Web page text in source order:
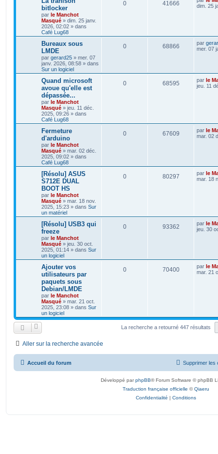
bitlocker
par le Manchot
Masqué » dim. 25 janv.
2026, 02:02 » dans
Café Lug68
0 41666
dim. 25
Bureaux sous
LMDE
par gerard25 » mer. 07
janv. 2026, 08:58 » dans
Sur un logiciel
0 68866 par
mer. 07
Quand microsoft
avoue qu'elle est
dépassée...
par le Manchot
Masqué » jeu. 11 déc.
2025, 09:26 » dans
Café Lug68
0 68595 par le
jeu. 11
Fermeture
d'arduino
par le Manchot
Masqué » mar. 02 déc.
2025, 09:02 » dans
Café Lug68
0 67609 par le
mar. 02
[Résolu] ASUS
S712E DUAL
BOOT HS
par le Manchot
Masqué » mar. 18 nov.
2025, 15:23 » dans Sur
un matériel
0 80297 par le
mar. 18
[Résolu] USB3 qui
freeze
par le Manchot
Masqué » jeu. 30 oct.
2025, 01:14 » dans Sur
un logiciel
0 93362 par le
jeu. 30
Ajouter vos
utilisateurs par
paquets sous
Debian/LMDE
par le Manchot
Masqué » mar. 21 oct.
2025, 23:08 » dans Sur
un logiciel
0 70400 par le
mar. 21
La recherche a retourné 447 résultats
Aller sur la recherche avancée
Accueil du forum Supprimer les
Développé parphpBB® Forum Software © phpBB
Traduction française officielle ©Qiaeru
Confidentialité | Conditions